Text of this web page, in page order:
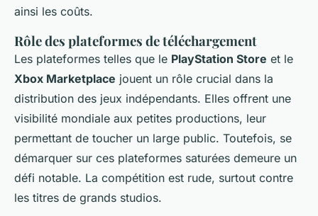
ainsi les coûts.
Rôle des plateformes de téléchargement
Les plateformes telles que le PlayStation Store et le
Xbox Marketplace jouent un rôle crucial dans la
distribution des jeux indépendants. Elles offrent une
visibilité mondiale aux petites productions, leur
permettant de toucher un large public. Toutefois, se
démarquer sur ces plateformes saturées demeure un
défi notable. La compétition est rude, surtout contre
les titres de grands studios.